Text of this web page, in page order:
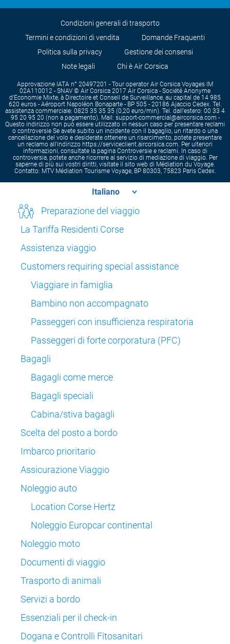
Condizioni generali di trasporto
Termini e condizioni di vendita
Domande Fraquenti
Politica sulla privacy
Gestione dei consensi
Note legali
Chi è Air Corsica
Approvazione IATA n° 20497201 - Tour operator Air Corsica Voyages IM
02A110012 - SNAV © Air Corsica 2017 Air Corsica - Société Anonyme
d'Economie Mixte, à Directoire et Conseil de Surveillance, au capital de 14 985
620 euros - Aéroport Napoléon Bonaparte - BP 505 - 20186 Ajaccio Cedex. Tel.
assistenza commerciale: 0825 35 35 35 (0,20 euro/min). Tel. dall'estero: 00 33 4
95 20 95 20 (non a pagamento). Mail: support-commercial@aircorsica.com -
Questo indirizzo non può essere utilizzato in nessun caso per presentare reclami
o controversie Se avete subito un incidente con il bagaglio, un ritardo o una
cancellazione del volo e desiderate ottenere un risarcimento, potete presentare
un reclamo all'indirizzo https://serviceclient.aircorsica.com. Per ulteriori
informazioni, consultate la pagina Controversie e reclami. In caso di
controversia, potete anche ricorrere al servizio di mediazione di viaggio. Per
saperne di più sui vostri diritti, visitate il sito web di Médiation du Voyage.
Contatto: MTV Médiation Tourisme Voyage, BP 80303, 75823 Paris Cedex.
Preparazione del viaggio
La Tariffa Residenti Corse
Assistenza viaggio
Customers requiring special assistance
Viaggiare in famiglia
Bambino non accompagnato
Passeggeri con insufficienza respiratoria
Passeggeri di forte corporatura (PFC)
Bagagli
Bagagli come merce
Bagagli speciali
Cabina/stiva bagagli
Scelta del posto a bordo
Imbarco prioritario
Assicurazione Viaggio
Noleggio auto
Location Corse Hertz
Noleggio Europcar continental
Noleggio moto
Documenti di viaggio
Trasporto di animali
Servizi a bordo
Essenziali per il check-in
Dogana e Controlli Fitosanitari